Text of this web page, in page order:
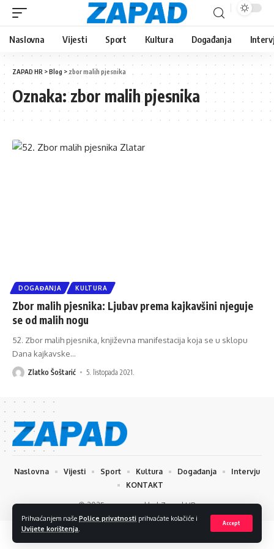
Prihvaćanjem naše Police privatnosti prihvaćate kolačiće i
Uvijete korištenja
Accept
Naslovna Vijesti Sport Kultura Događanja
ZAPAD HR >Blog > zbor malih pjesnika
Oznaka:zbor malih pjesnika
DOGAĐANJA KULTURA
Zbor malih pjesnika: Ljubav prema kajkavšini njeguje
se od malih nogu
52. Zbor malih pjesnika, književna manifestacija koja se u sklopu
Dana kajkavske…
Zlatko Šoštarić 5. listopada 2021.
© 2025 www.zapad.hr | Zapad HR
Naslovna Vijesti Sport Kultura Događanja
Intervju
KONTAKT